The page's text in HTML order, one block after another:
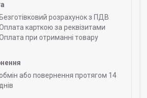
Безготівковий розрахунок з ПДВ
карткою за реквізитами
при отриманні товару
обмін або повернення протягом 14
днів